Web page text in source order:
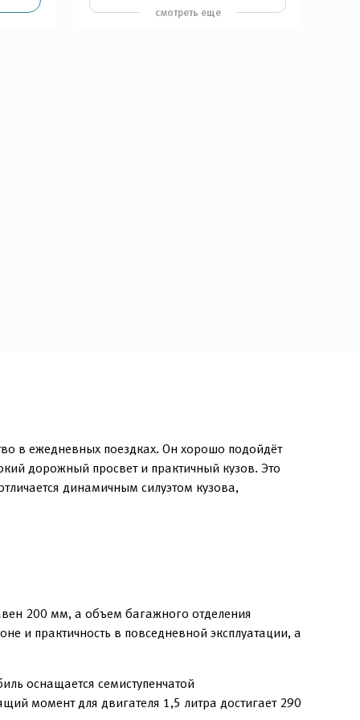
смотреть еще
в ежедневных поездках. Он хорошо подойдёт
дорожный просвет и практичный кузов. Это
динамичным силуэтом кузова,
200 мм, а объем багажного отделения
и практичность в повседневной эксплуатации, а
оснащается семиступенчатой
момент для двигателя 1,5 литра достигает 290